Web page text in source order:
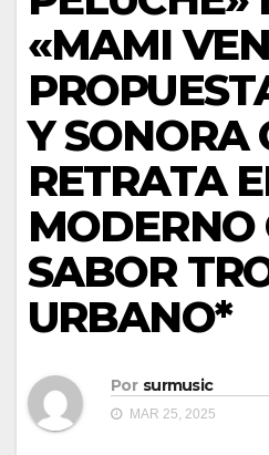
«MAMI
Y SONORA
RETRATA
MODERNO
SABOR
URBANO*
Por surmusic
MAR 25, 2025